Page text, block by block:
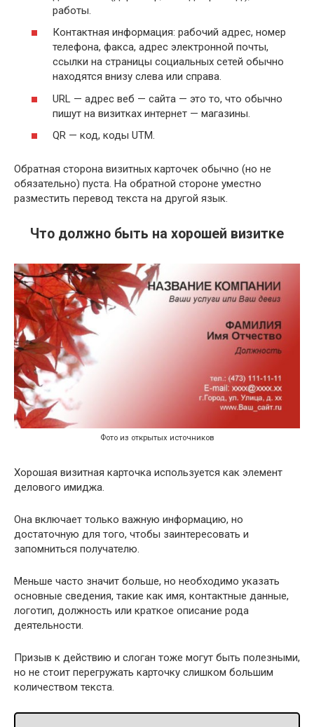
работы.
Контактная информация: рабочий адрес, номер
телефона, факса, адрес электронной почты,
ссылки на страницы социальных сетей обычно
находятся внизу слева или справа.
URL — адрес веб — сайта — это то, что обычно
пишут на визитках интернет — магазины.
QR — код, коды UTM.
Обратная сторона визитных карточек обычно (но не
обязательно) пуста. На обратной стороне уместно
разместить перевод текста на другой язык.
Что должно быть на хорошей визитке
Фото из открытых источников
Хорошая визитная карточка используется как элемент
делового имиджа.
Она включает только важную информацию, но
достаточную для того, чтобы заинтересовать и
запомниться получателю.
Меньше часто значит больше, но необходимо указать
основные сведения, такие как имя, контактные данные,
логотип, должность или краткое описание рода
деятельности.
Призыв к действию и слоган тоже могут быть полезными,
но не стоит перегружать карточку слишком большим
количеством текста.